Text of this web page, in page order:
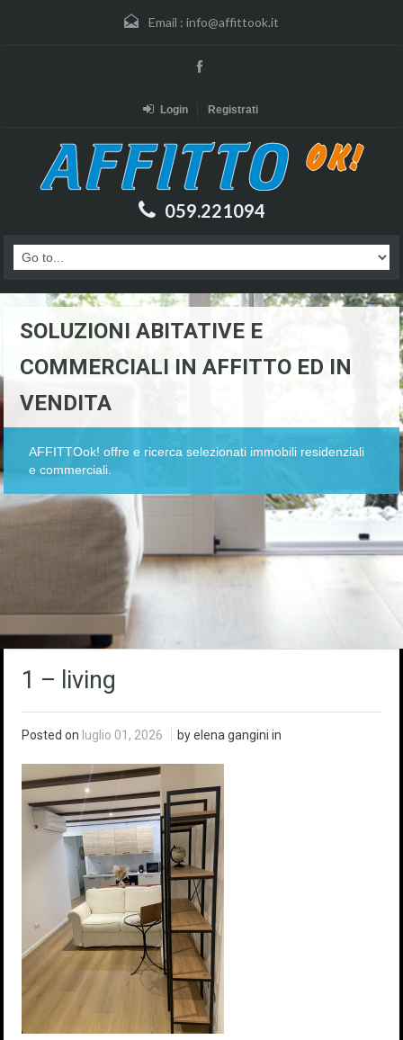
Email : info@affittook.it
Login Registrati
059.221094
SOLUZIONI ABITATIVE E
COMMERCIALI IN AFFITTO ED IN
VENDITA
AFFITTOok! offre e ricerca selezionati immobili residenziali
e commerciali.
1 – living
Posted on luglio 01, 2026 by elena gangini in